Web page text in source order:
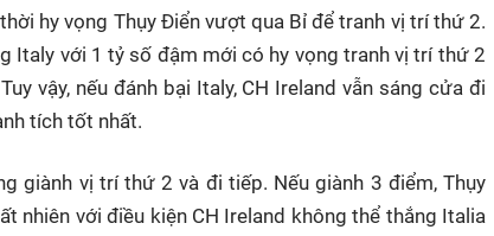
hy vọng Thụy Điển vượt qua Bỉ để tranh vị trí thứ 2.
Italy với 1 tỷ số đậm mới có hy vọng tranh vị trí thứ 2
vậy, nếu đánh bại Italy, CH Ireland vẫn sáng cửa đi
tích tốt nhất.
giành vị trí thứ 2 và đi tiếp. Nếu giành 3 điểm, Thụy
nhiên với điều kiện CH Ireland không thể thắng Italia